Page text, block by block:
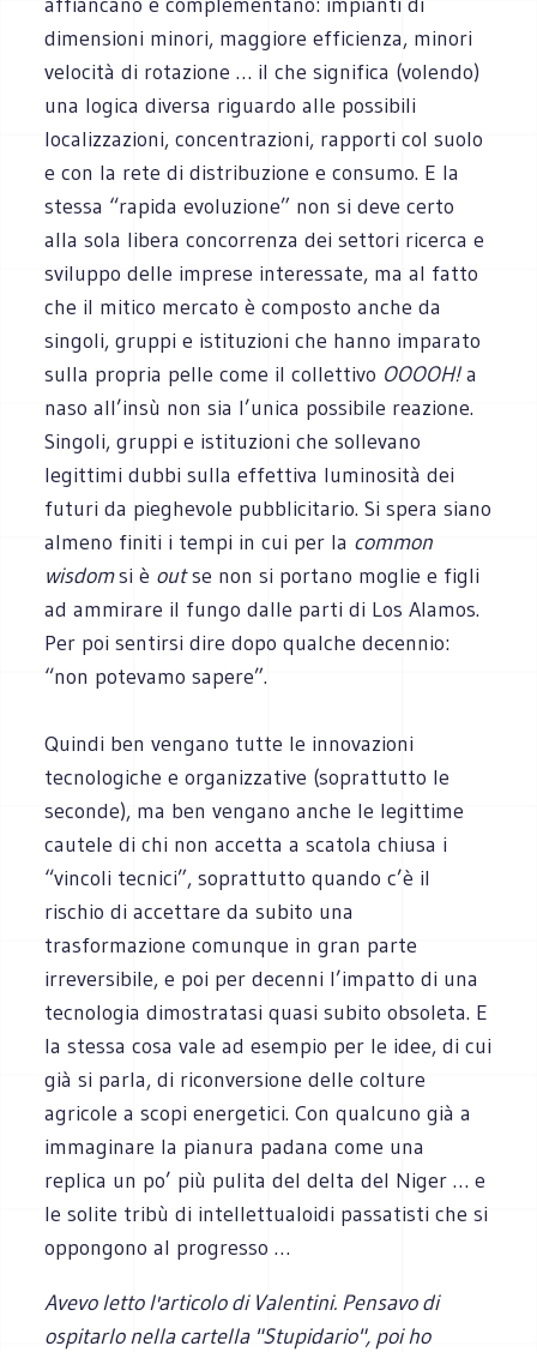
dimensioni minori, maggiore efficienza, minori
velocità di rotazione … il che significa (volendo)
una logica diversa riguardo alle possibili
localizzazioni, concentrazioni, rapporti col suolo
e con la rete di distribuzione e consumo. E la
stessa “rapida evoluzione” non si deve certo
alla sola libera concorrenza dei settori ricerca e
sviluppo delle imprese interessate, ma al fatto
che il mitico mercato è composto anche da
singoli, gruppi e istituzioni che hanno imparato
sulla propria pelle come il collettivo OOOOH!a
naso all’insù non sia l’unica possibile reazione.
Singoli, gruppi e istituzioni che sollevano
legittimi dubbi sulla effettiva luminosità dei
futuri da pieghevole pubblicitario. Si spera siano
almeno finiti i tempi in cui per la common
wisdomsi è outse non si portano moglie e figli
ad ammirare il fungo dalle parti di Los Alamos.
Per poi sentirsi dire dopo qualche decennio:
“non potevamo sapere”.
Quindi ben vengano tutte le innovazioni
tecnologiche e organizzative (soprattutto le
seconde), ma ben vengano anche le legittime
cautele di chi non accetta a scatola chiusa i
“vincoli tecnici”, soprattutto quando c’è il
rischio di accettare da subito una
trasformazione comunque in gran parte
irreversibile, e poi per decenni l’impatto di una
tecnologia dimostratasi quasi subito obsoleta. E
la stessa cosa vale ad esempio per le idee, di cui
già si parla, di riconversione delle colture
agricole a scopi energetici. Con qualcuno già a
immaginare la pianura padana come una
replica un po’ più pulita del delta del Niger … e
le solite tribù di intellettualoidi passatisti che si
oppongono al progresso …
Avevo letto l'articolo di Valentini. Pensavo di
ospitarlo nella cartella "Stupidario", poi ho